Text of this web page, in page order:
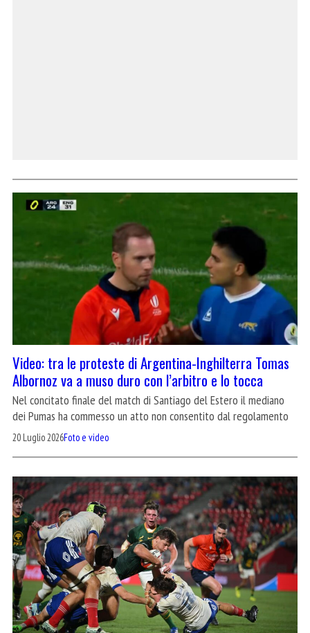
Video: tra le proteste di Argentina-Inghilterra Tomas
Albornoz va a muso duro con l’arbitro e lo tocca
Nel concitato finale del match di Santiago del Estero il mediano
dei Pumas ha commesso un atto non consentito dal regolamento
20 Luglio 2026Foto e video